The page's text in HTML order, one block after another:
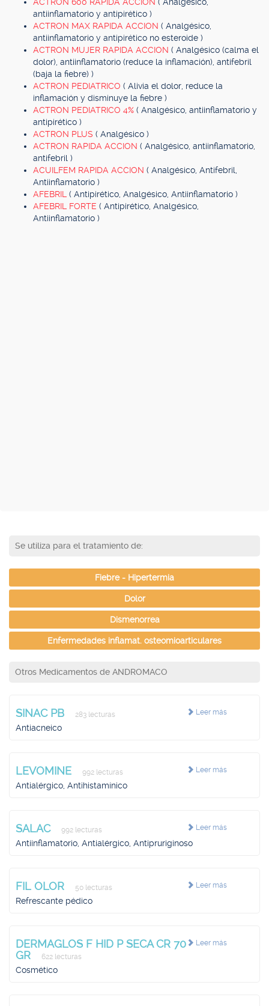
antiinflamatorio y antipirético )
ACTRON MAX RAPIDA ACCION ( Analgésico,
antiinflamatorio y antipirético no esteroide )
ACTRON MUJER RAPIDA ACCION ( Analgésico (calma el
dolor), antiinflamatorio (reduce la inflamación), antifebril
(baja la fiebre) )
ACTRON PEDIATRICO ( Alivia el dolor, reduce la
inflamación y disminuye la fiebre )
ACTRON PEDIATRICO 4% ( Analgésico, antiinflamatorio y
antipirético )
ACTRON PLUS ( Analgésico )
ACTRON RAPIDA ACCION ( Analgésico, antiinflamatorio,
antifebril )
ACUILFEM RAPIDA ACCION ( Analgésico, Antifebril,
Antiinflamatorio )
AFEBRIL ( Antipirético, Analgésico, Antiinflamatorio )
AFEBRIL FORTE ( Antipirético, Analgésico,
Antiinflamatorio )
Se utiliza para el tratamiento de:
Fiebre - Hipertermia
Dolor
Dismenorrea
Enfermedades inflamat. osteomioarticulares
Otros Medicamentos de ANDROMACO
Leer más
SINAC PB 283 lecturas
Antiacneico
Leer más
LEVOMINE 992 lecturas
Antialérgico, Antihistamínico
Leer más
SALAC 992 lecturas
Antiinflamatorio, Antialérgico, Antipruriginoso
Leer más
FIL OLOR 50 lecturas
Refrescante pédico
Leer más
DERMAGLOS F HID P SECA CR 70
GR
622 lecturas
Cosmético